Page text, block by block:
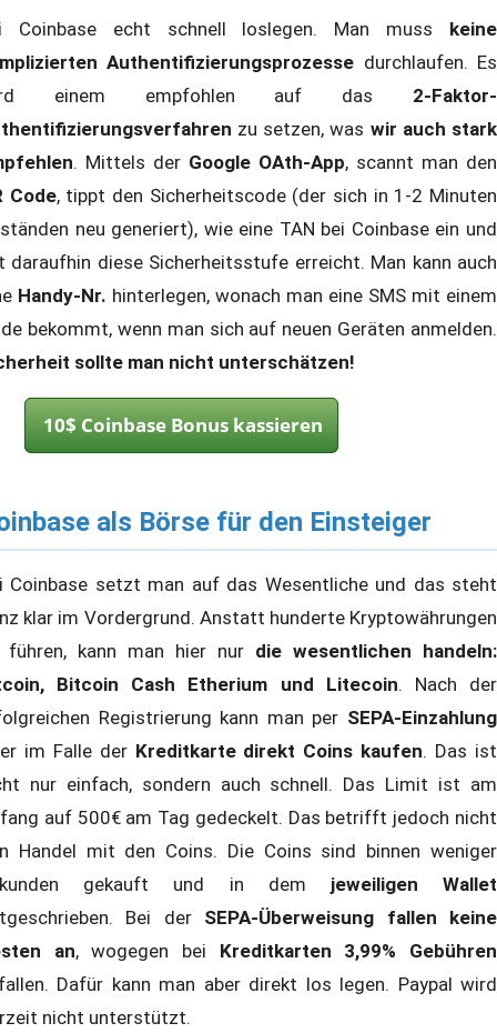
Coinbase echt schnell loslegen. Man muss keine
Authentifizierungsprozesse durchlaufen. Es
einem empfohlen auf das 2-Faktor-
zu setzen, was wir auch stark
. Mittels der Google OAth-App, scannt man den
Code, tippt den Sicherheitscode (der sich in 1-2 Minuten
neu generiert), wie eine TAN bei Coinbase ein und
daraufhin diese Sicherheitsstufe erreicht. Man kann auch
Handy-Nr. hinterlegen, wonach man eine SMS mit einem
bekommt, wenn man sich auf neuen Geräten anmelden.
sollte man nicht unterschätzen!
10$ Coinbase Bonus kassieren
als Börse für den Einsteiger
Coinbase setzt man auf das Wesentliche und das steht
klar im Vordergrund. Anstatt hunderte Kryptowährungen
führen, kann man hier nur die wesentlichen handeln:
Bitcoin Cash Etherium und Litecoin. Nach der
Registrierung kann man per SEPA-Einzahlung
im Falle der Kreditkarte direkt Coins kaufen. Das ist
nur einfach, sondern auch schnell. Das Limit ist am
auf 500€ am Tag gedeckelt. Das betrifft jedoch nicht
Handel mit den Coins. Die Coins sind binnen weniger
gekauft und in dem jeweiligen Wallet
Bei der SEPA-Überweisung fallen keine
an, wogegen bei Kreditkarten 3,99% Gebühren
Dafür kann man aber direkt los legen. Paypal wird
nicht unterstützt.